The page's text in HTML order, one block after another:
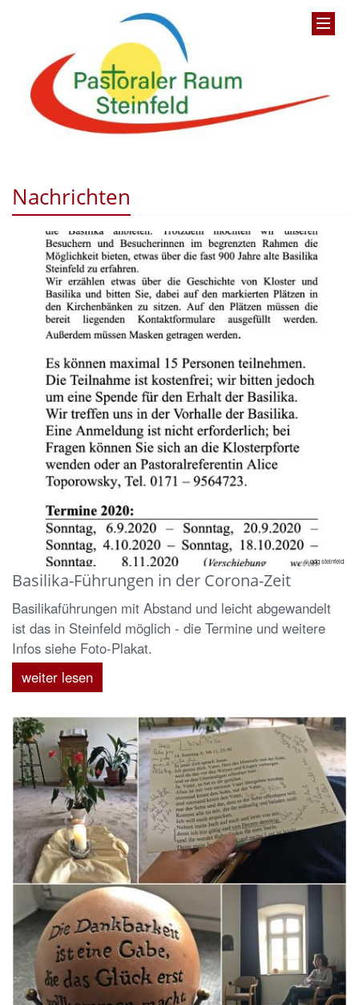
Nachrichten
© gdg steinfeld
Basilika-Führungen in der Corona-Zeit
Basilikaführungen mit Abstand und leicht abgewandelt
ist das in Steinfeld möglich - die Termine und weitere
Infos siehe Foto-Plakat.
weiter lesen